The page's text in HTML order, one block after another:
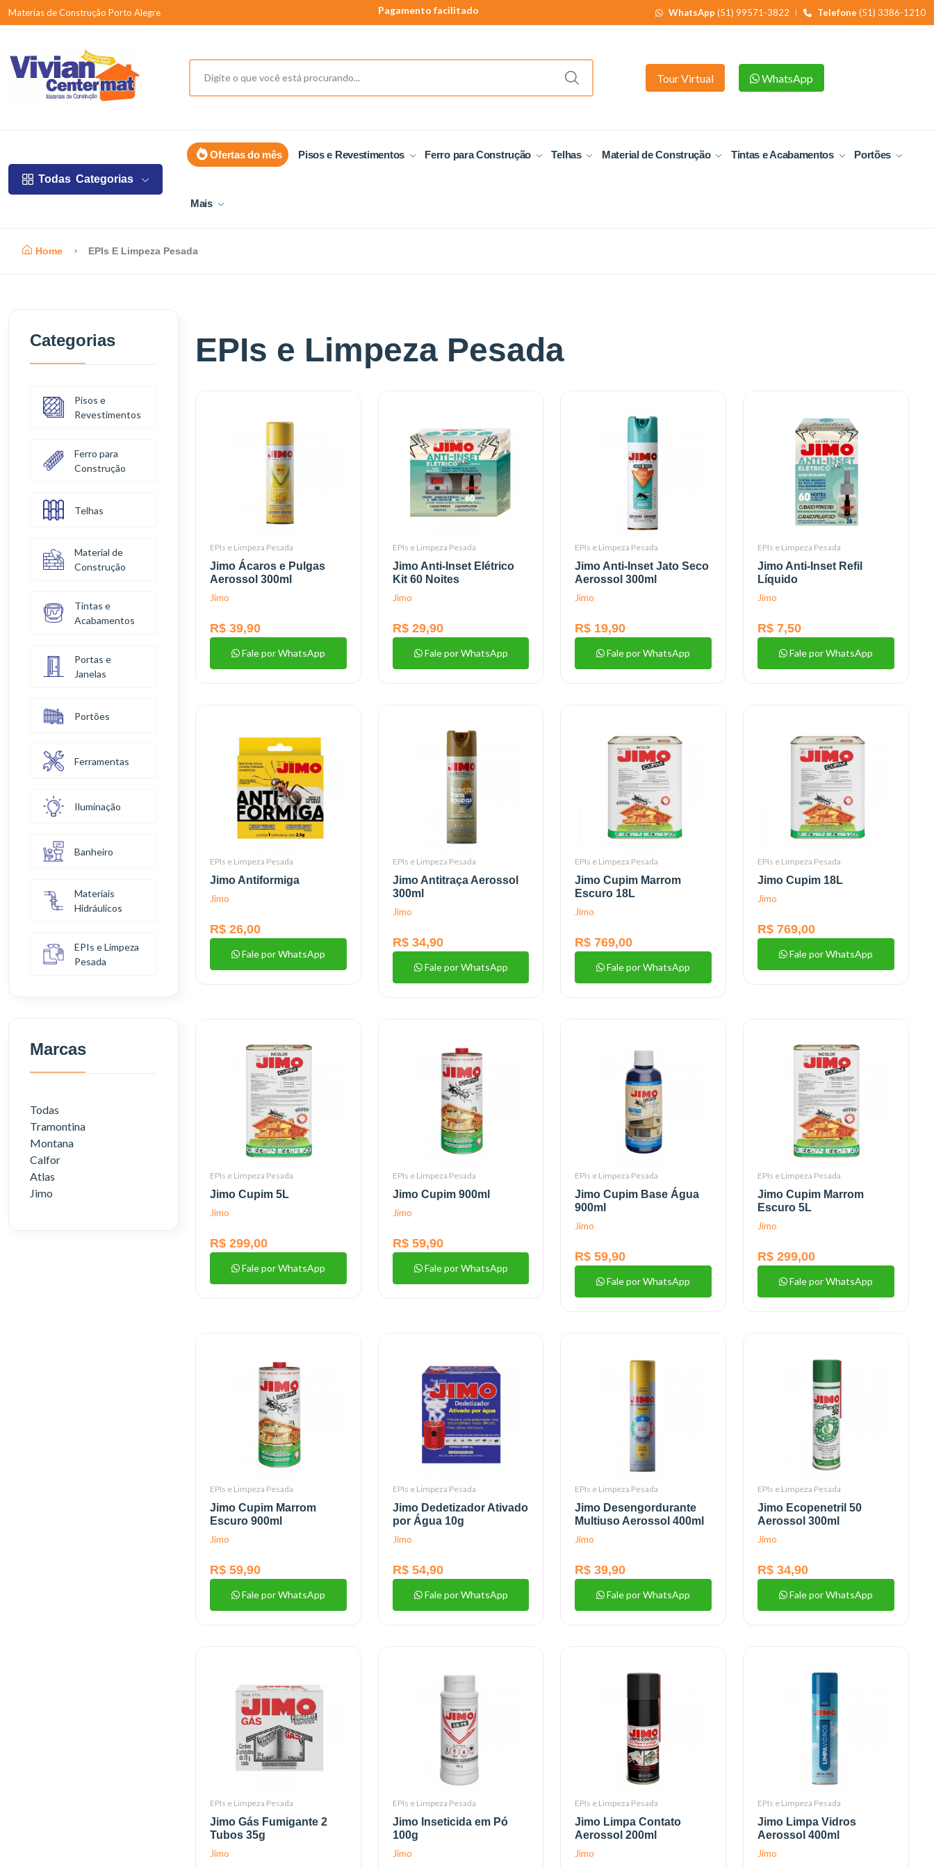
Materias de Construção Porto Alegre
Pagamento facilitado
WhatsApp (51) 99571-3822 Telefone (51) 3386-1210
Tour Virtual WhatsApp
Todas Categorias
Ofertas do mês Pisos e Revestimentos Ferro para Construção Telhas Material de Construção Tintas e Acabamentos Portões
Mais
Home EPIs E Limpeza Pesada
EPIs e Limpeza Pesada
EPIs e Limpeza Pesada
Jimo Ácaros e Pulgas
Aerossol 300ml
Jimo
R$ 39,90
Fale por WhatsApp
EPIs e Limpeza Pesada
Jimo Anti-Inset Elétrico
Kit 60 Noites
Jimo
R$ 29,90
Fale por WhatsApp
EPIs e Limpeza Pesada
Jimo Anti-Inset Jato Seco
Aerossol 300ml
Jimo
R$ 19,90
Fale por WhatsApp
EPIs e Limpeza Pesada
Jimo Anti-Inset Refil
Líquido
Jimo
R$ 7,50
Fale por WhatsApp
EPIs e Limpeza Pesada
Jimo Antiformiga
Jimo
R$ 26,00
Fale por WhatsApp
EPIs e Limpeza Pesada
Jimo Antitraça Aerossol
300ml
Jimo
R$ 34,90
Fale por WhatsApp
EPIs e Limpeza Pesada
Jimo Cupim Marrom
Escuro 18L
Jimo
R$ 769,00
Fale por WhatsApp
EPIs e Limpeza Pesada
Jimo Cupim 18L
Jimo
R$ 769,00
Fale por WhatsApp
EPIs e Limpeza Pesada
Jimo Cupim 5L
Jimo
R$ 299,00
Fale por WhatsApp
EPIs e Limpeza Pesada
Jimo Cupim 900ml
Jimo
R$ 59,90
Fale por WhatsApp
EPIs e Limpeza Pesada
Jimo Cupim Base Água
900ml
Jimo
R$ 59,90
Fale por WhatsApp
EPIs e Limpeza Pesada
Jimo Cupim Marrom
Escuro 5L
Jimo
R$ 299,00
Fale por WhatsApp
EPIs e Limpeza Pesada
Jimo Cupim Marrom
Escuro 900ml
Jimo
R$ 59,90
Fale por WhatsApp
EPIs e Limpeza Pesada
Jimo Dedetizador Ativado
por Água 10g
Jimo
R$ 54,90
Fale por WhatsApp
EPIs e Limpeza Pesada
Jimo Desengordurante
Multiuso Aerossol 400ml
Jimo
R$ 39,90
Fale por WhatsApp
EPIs e Limpeza Pesada
Jimo Ecopenetril 50
Aerossol 300ml
Jimo
R$ 34,90
Fale por WhatsApp
EPIs e Limpeza Pesada
Jimo Gás Fumigante 2
Tubos 35g
Jimo
EPIs e Limpeza Pesada
Jimo Inseticida em Pó
100g
Jimo
EPIs e Limpeza Pesada
Jimo Limpa Contato
Aerossol 200ml
Jimo
EPIs e Limpeza Pesada
Jimo Limpa Vidros
Aerossol 400ml
Jimo
Categorias
Pisos e
Revestimentos
Ferro para
Construção
Telhas
Material de
Construção
Tintas e
Acabamentos
Portas e
Janelas
Portões
Ferramentas
Iluminação
Banheiro
Materiais
Hidráulicos
EPIs e Limpeza
Pesada
Marcas
Todas
Tramontina
Montana
Calfor
Atlas
Jimo